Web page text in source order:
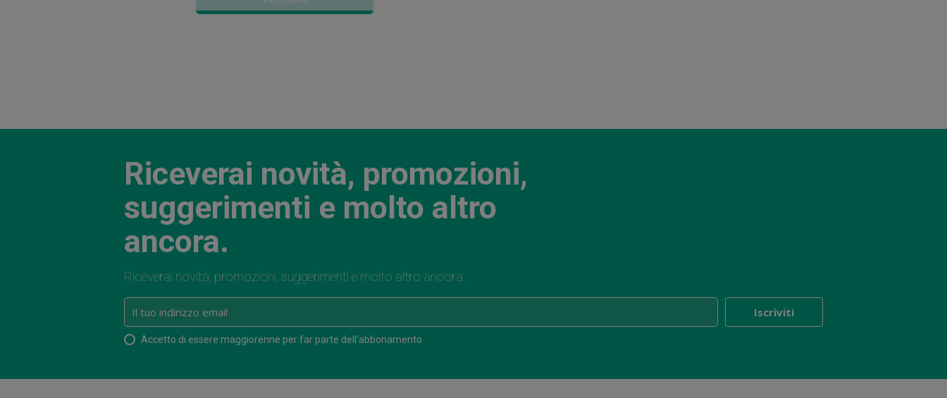
Riceverai novità, promozioni,
suggerimenti e molto altro
ancora.
Riceverai novità, promozioni, suggerimenti e molto altro ancora.
Accetto di essere maggiorenne per far parte dell'abbonamento